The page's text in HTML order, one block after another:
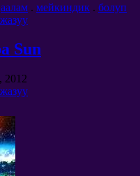
аалам . мейкиндик . болуп
Sun
, 2012